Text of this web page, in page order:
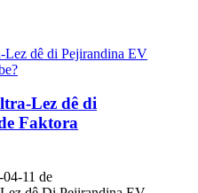
Lez dê di
Faktora
11 de